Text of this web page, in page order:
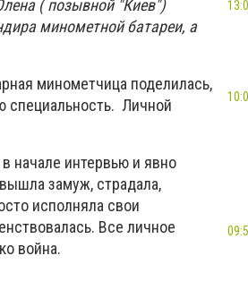
(позывной "Киев")
аминометной батареи, а
минометчица поделилась,
специальность. Личной
начале интервью и явно
замуж, страдала,
исполняла свои
Все личное
война.